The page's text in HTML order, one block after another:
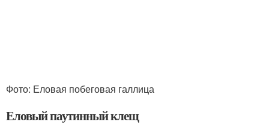
Фото: Еловая побеговая галлица
Еловый паутинный клещ